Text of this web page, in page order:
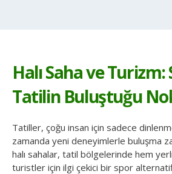
Halı Saha ve Turizm:
Tatilin Buluştuğu
Tatiller, çoğu insan için sadece
zamanda yeni deneyimlerle buluşma
halı sahalar, tatil bölgelerinde hem
turistler için ilgi çekici bir spor